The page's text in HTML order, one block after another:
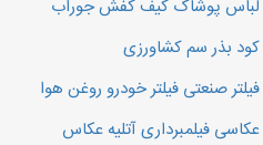
لباس پوشاک کیف کفش جوراب
بذر سم کشاورزی
صنعتی فیلتر خودرو روغن هوا
فیلمبرداری آتلیه عکاس